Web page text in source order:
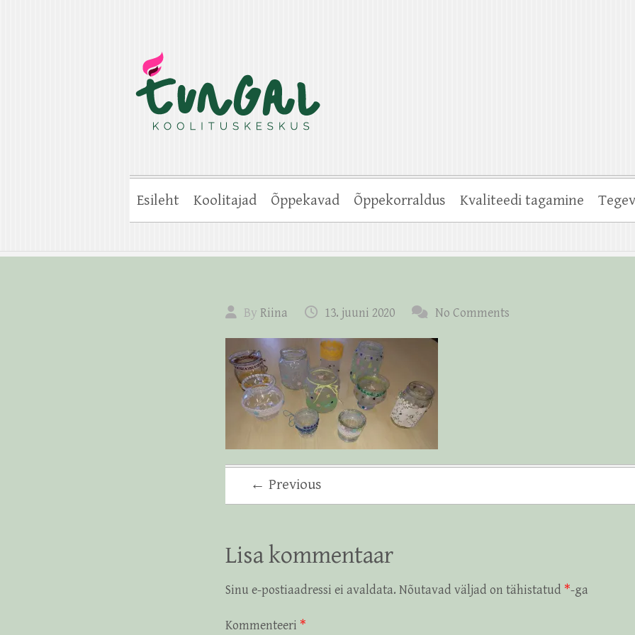
Esileht Koolitajad Õppekavad Õppekorraldus Kvaliteedi tagamine
By Riina 13. juuni 2020 No Comments
← Previous
Lisa kommentaar
Sinu e-postiaadressi ei avaldata. Nõutavad väljad on tähistatud *-ga
Kommenteeri *